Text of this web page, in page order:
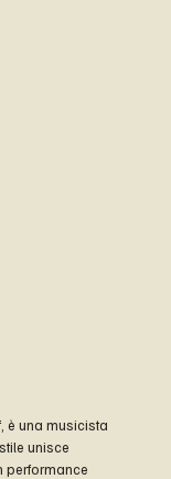
è una musicista
unisce
performance